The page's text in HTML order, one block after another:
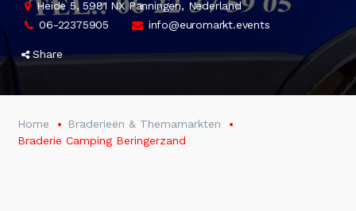
Heide 5, 5981 NX Panningen, Nederland
06-22375905
info@euromarkt.events
Share
Home
Braderieën & Themamarkten
Braderie Camping Beringerzand